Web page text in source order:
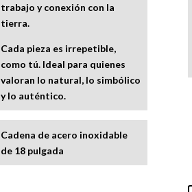
trabajo y conexión con la
tierra.
Cada pieza es irrepetible,
como tú. Ideal para quienes
valoran lo natural, lo simbólico
y lo auténtico.
Cadena de acero inoxidable
de 18 pulgada